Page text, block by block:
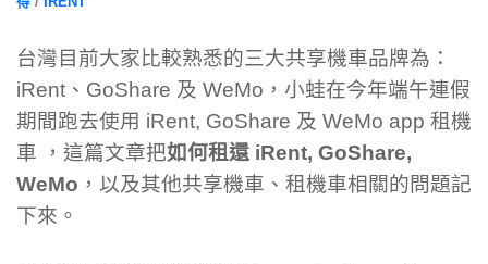
台灣目前大家比較熟悉的三大共享機車品牌為：
iRent、GoShare 及 WeMo，小蛙在今年端午連假
期間跑去使用 iRent, GoShare 及 WeMo app 租機
車 ，這篇文章把如何租還 iRent, GoShare,
WeMo ，以及其他共享機車、租機車相關的問題記
下來。